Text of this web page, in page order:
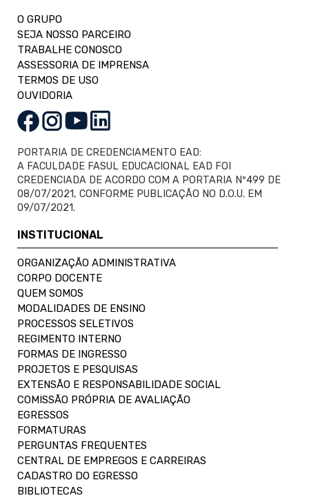
O GRUPO
SEJA NOSSO PARCEIRO
TRABALHE CONOSCO
ASSESSORIA DE IMPRENSA
TERMOS DE USO
OUVIDORIA
PORTARIA DE CREDENCIAMENTO EAD:
A FACULDADE FASUL EDUCACIONAL EAD FOI
CREDENCIADA DE ACORDO COM A PORTARIA Nº499 DE
08/07/2021, CONFORME PUBLICAÇÃO NO D.O.U. EM
09/07/2021.
INSTITUCIONAL
ORGANIZAÇÃO ADMINISTRATIVA
CORPO DOCENTE
QUEM SOMOS
MODALIDADES DE ENSINO
PROCESSOS SELETIVOS
REGIMENTO INTERNO
FORMAS DE INGRESSO
PROJETOS E PESQUISAS
EXTENSÃO E RESPONSABILIDADE SOCIAL
COMISSÃO PRÓPRIA DE AVALIAÇÃO
EGRESSOS
FORMATURAS
PERGUNTAS FREQUENTES
CENTRAL DE EMPREGOS E CARREIRAS
CADASTRO DO EGRESSO
BIBLIOTECAS